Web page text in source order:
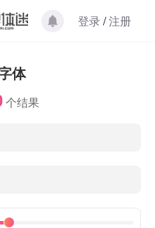
登录 /注册
体
个结果